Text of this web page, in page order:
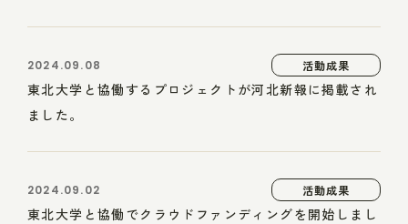
2024.09.08 活動成果
東北大学と協働するプロジェクトが河北新報に掲載され
ました。
2024.09.02 活動成果
東北大学と協働でクラウドファンディングを開始しまし